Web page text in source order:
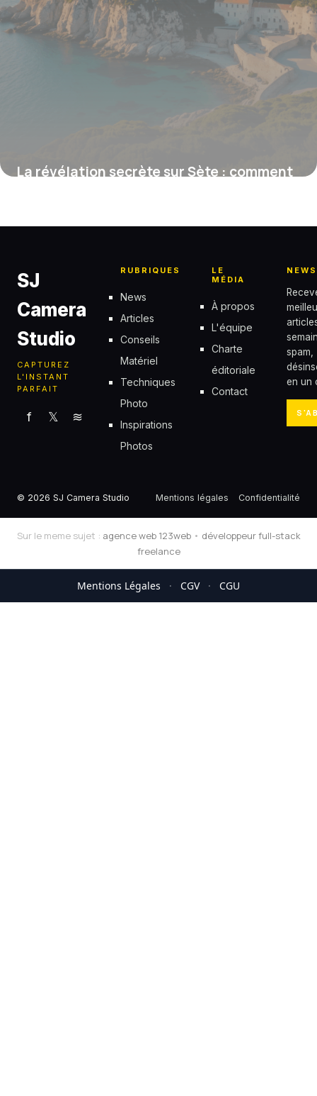
La révélation secrète sur Sète : comment
SJ
Camera
Studio
CAPTUREZ
L'INSTANT
PARFAIT
f 𝕏 ≋
RUBRIQUES
News
Articles
Conseils
Matériel
Techniques
Photo
Inspirations
Photos
LE
MÉDIA
À propos
L'équipe
Charte
éditoriale
Contact
spam,
en un
© 2026 SJ Camera Studio Mentions légales Confidentialité
Sur le meme sujet : agence web 123web• développeur full-stack
freelance
Mentions Légales · CGV · CGU